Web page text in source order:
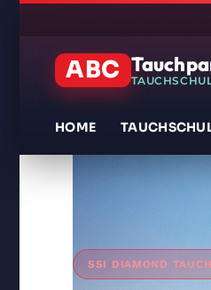
ABC
HOME
SSI DIAMOND